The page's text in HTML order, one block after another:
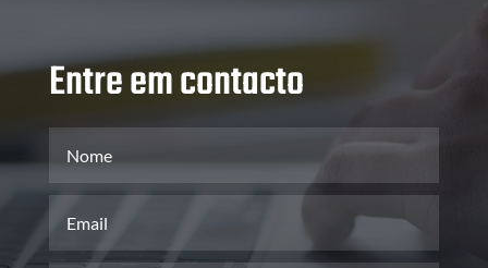
Entre em contacto